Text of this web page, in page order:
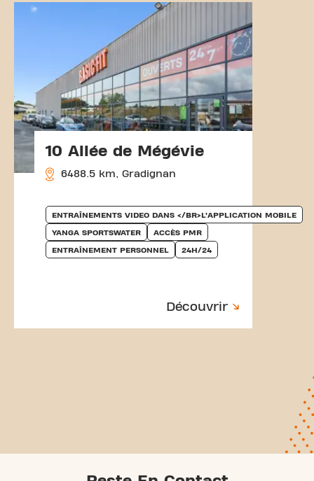
10 Allée de Mégévie
6488.5 km, Gradignan
ENTRAÎNEMENTS VIDEO DANS </BR>L’APPLICATION MOBILE
YANGA SPORTSWATER ACCÈS PMR
ENTRAÎNEMENT PERSONNEL 24H/24
Découvrir